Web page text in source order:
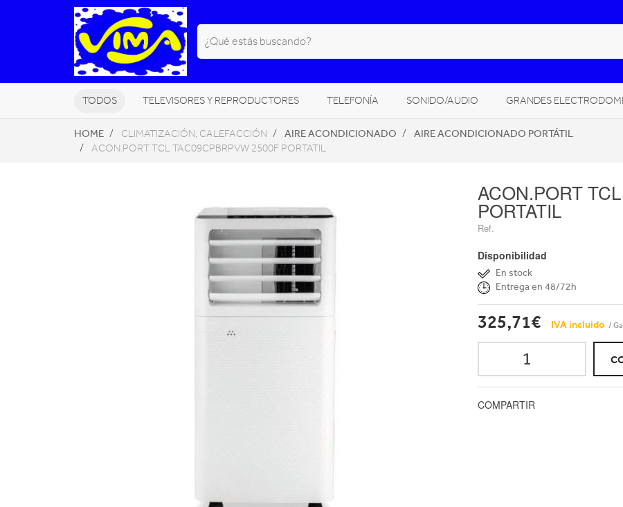
TODOS TELEVISORES Y REPRODUCTORES TELEFONÍA SONIDO/AUDIO GRANDES
PEQUEÑOS ELECTRODOMÉSTICOS CLIMATIZACIÓN, CALEFACCIÓN CÁMARAS FOTO/VÍDEO
HOME CLIMATIZACIÓN, CALEFACCIÓN AIRE ACONDICIONADO AIRE ACONDICIONADO PORTÁTIL
ACON.PORT TCL TAC09CPBRPVW 2500F PORTATIL
ACON.PORT
PORTATIL
Ref.
Disponibilidad
En stock
Entrega en 48/72h
325,71€ IVA incluido /
COMPARTIR